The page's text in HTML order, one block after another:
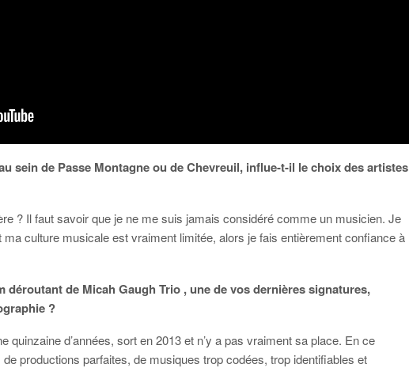
sein de Passe Montagne ou de Chevreuil, influe-t-il le choix des artistes
? Il faut savoir que je ne me suis jamais considéré comme un musicien. Je
culture musicale est vraiment limitée, alors je fais entièrement confiance à
déroutant de Micah Gaugh Trio , une de vos dernières signatures,
?
quinzaine d’années, sort en 2013 et n’y a pas vraiment sa place. En ce
productions parfaites, de musiques trop codées, trop identifiables et